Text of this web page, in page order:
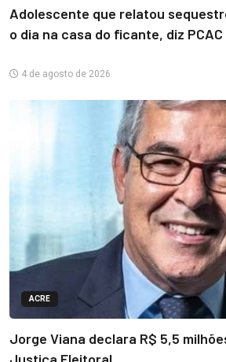
Adolescente que relatou
o dia na casa do ficante, diz PCAC
4 de agosto de 2026
ACRE
Jorge Viana declara R$ 5,5